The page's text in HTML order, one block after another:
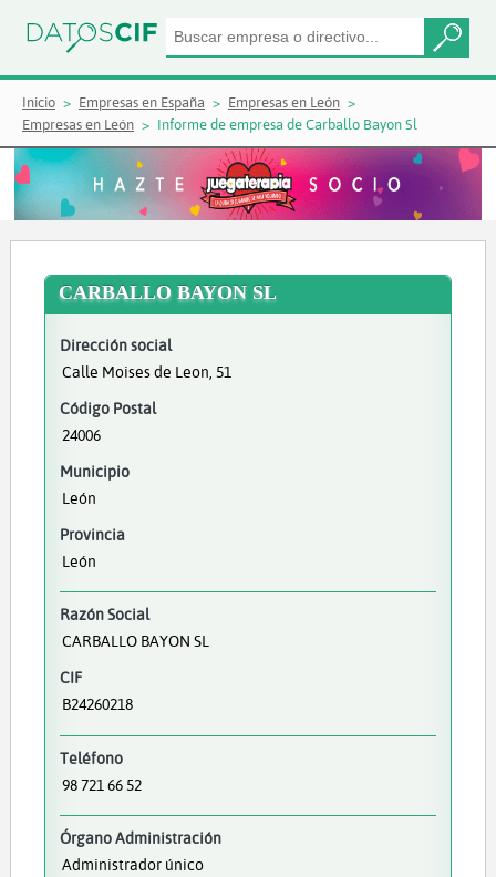
Inicio Empresas en España
Empresas en León
Empresas en León
Informe de empresa de Carballo Bayon Sl
CARBALLO BAYON SL
Dirección social
Calle Moises de Leon, 51
Código Postal
24006
Municipio
León
Provincia
León
Razón Social
CARBALLO BAYON SL
CIF
B24260218
Teléfono
98 721 66 52
Órgano Administración
Administrador único